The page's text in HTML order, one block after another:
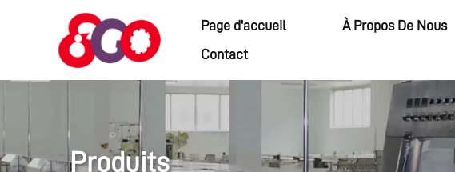
Page d'accueil À Propos De Nous
Contact
Produits